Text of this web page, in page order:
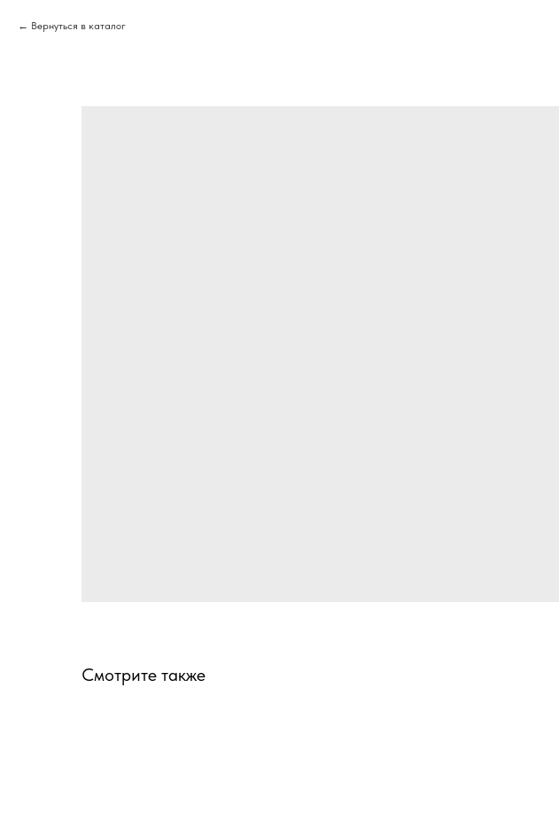
Вернуться в каталог
Смотрите также